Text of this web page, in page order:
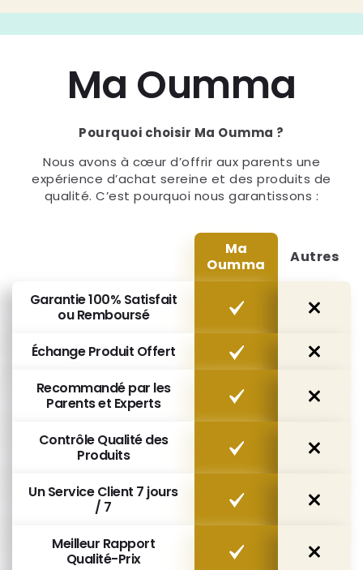
Ma Oumma
Pourquoi choisir Ma Oumma ?
Nous avons à cœur d’offrir aux parents une
expérience d’achat sereine et des produits de
qualité. C’est pourquoi nous garantissons :
Ma
Oumma
Autres
Garantie 100% Satisfait
ou Remboursé
Échange Produit Offert
Recommandé par les
Parents et Experts
Contrôle Qualité des
Produits
Un Service Client 7 jours
/ 7
Meilleur Rapport
Qualité-Prix